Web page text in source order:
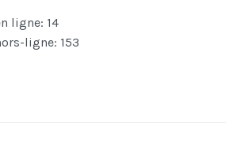
ligne: 14
ligne: 153